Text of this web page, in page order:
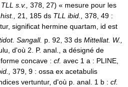
TLL s.v.,
378, 27) « mesure pour les
21, 185 ds TLL ibid.,
378, 49 :
significat hermine quartam, id est
Sangall. p. 92, 33 ds Mittellat. W.,
d'où 2. P. anal., a désigné de
concave : cf. avec 1 a : PLINE,
379, 9 : ossa ex acetabulis
vertuntur, d'où p. anal. 1 b : cf.